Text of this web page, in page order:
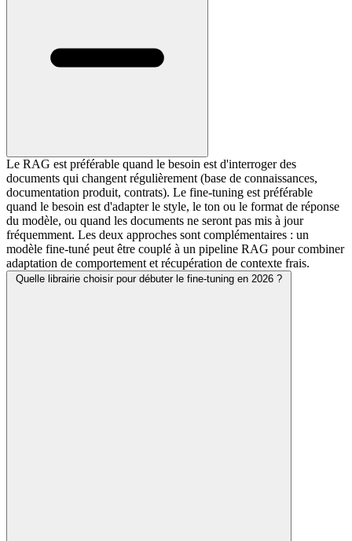
Le RAG est préférable quand le besoin est d'interroger des
documents qui changent régulièrement (base de connaissances,
documentation produit, contrats). Le fine-tuning est préférable
quand le besoin est d'adapter le style, le ton ou le format de réponse
du modèle, ou quand les documents ne seront pas mis à jour
fréquemment. Les deux approches sont complémentaires : un
modèle fine-tuné peut être couplé à un pipeline RAG pour combiner
adaptation de comportement et récupération de contexte frais.
Quelle librairie choisir pour débuter le fine-tuning en 2026 ?